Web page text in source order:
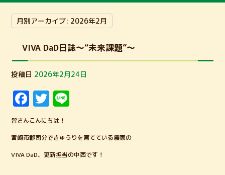
月別アーカイブ: 2026年2月
VIVA DaD日誌～“未来課題”～
投稿日 2026年2月24日
F
a
c
e
b
T
w
it
te
r
e
皆さんこんにちは！
宮崎市郡司分できゅうりを育てている農家の
VIVA DaD、更新担当の中西です！